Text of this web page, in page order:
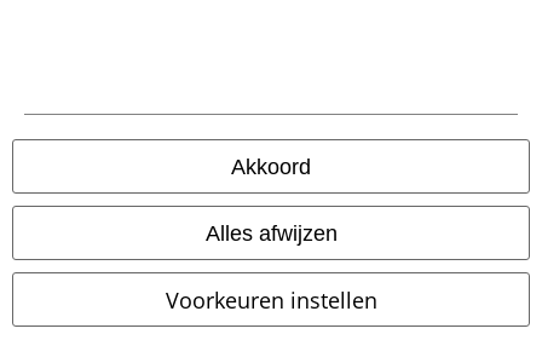
Akkoord
Alles afwijzen
Voorkeuren instellen
Word lid van onze online community!